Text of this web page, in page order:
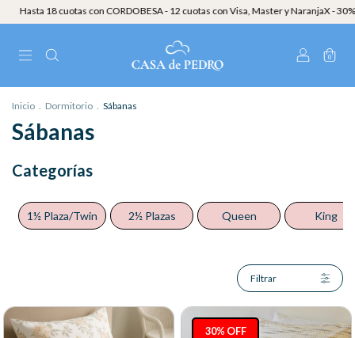
con CORDOBESA - 12 cuotas con Visa, Master y NaranjaX - 30% OFF EXTRA
0
Inicio . Dormitorio . Sábanas
Sábanas
Categorías
1½ Plaza/Twin 2½ Plazas Queen King
Filtrar
30% OFF